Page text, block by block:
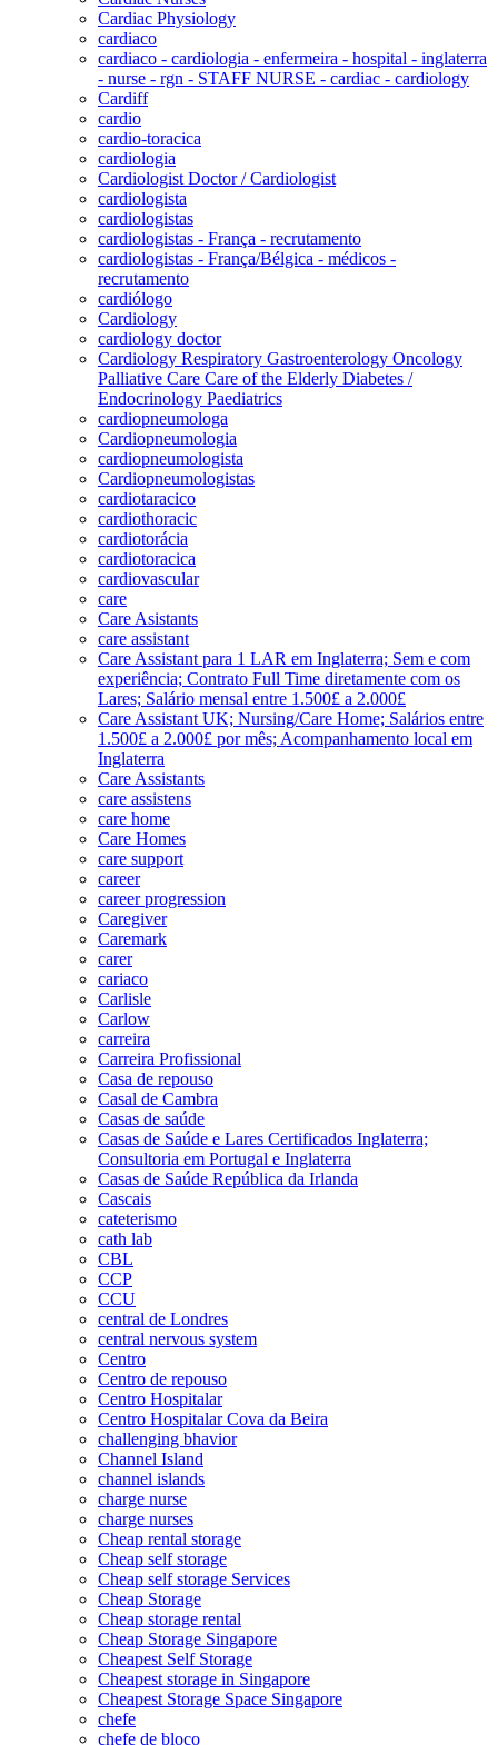
Cardiac Physiology
cardiaco
cardiaco - cardiologia - enfermeira - hospital - inglaterra
- nurse - rgn - STAFF NURSE - cardiac - cardiology
Cardiff
cardio
cardio-toracica
cardiologia
Cardiologist Doctor / Cardiologist
cardiologista
cardiologistas
cardiologistas - França - recrutamento
cardiologistas - França/Bélgica - médicos -
recrutamento
cardiólogo
Cardiology
cardiology doctor
Cardiology Respiratory Gastroenterology Oncology
Palliative Care Care of the Elderly Diabetes /
Endocrinology Paediatrics
cardiopneumologa
Cardiopneumologia
cardiopneumologista
Cardiopneumologistas
cardiotaracico
cardiothoracic
cardiotorácia
cardiotoracica
cardiovascular
care
Care Asistants
care assistant
Care Assistant para 1 LAR em Inglaterra; Sem e com
experiência; Contrato Full Time diretamente com os
Lares; Salário mensal entre 1.500£ a 2.000£
Care Assistant UK; Nursing/Care Home; Salários entre
1.500£ a 2.000£ por mês; Acompanhamento local em
Inglaterra
Care Assistants
care assistens
care home
Care Homes
care support
career
career progression
Caregiver
Caremark
carer
cariaco
Carlisle
Carlow
carreira
Carreira Profissional
Casa de repouso
Casal de Cambra
Casas de saúde
Casas de Saúde e Lares Certificados Inglaterra;
Consultoria em Portugal e Inglaterra
Casas de Saúde República da Irlanda
Cascais
cateterismo
cath lab
CBL
CCP
CCU
central de Londres
central nervous system
Centro
Centro de repouso
Centro Hospitalar
Centro Hospitalar Cova da Beira
challenging bhavior
Channel Island
channel islands
charge nurse
charge nurses
Cheap rental storage
Cheap self storage
Cheap self storage Services
Cheap Storage
Cheap storage rental
Cheap Storage Singapore
Cheapest Self Storage
Cheapest storage in Singapore
Cheapest Storage Space Singapore
chefe
chefe de bloco